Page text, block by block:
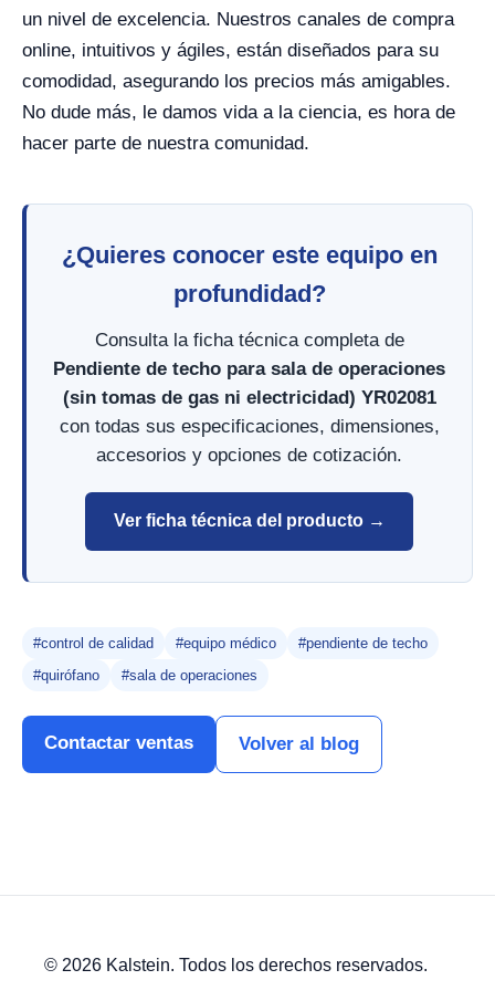
un nivel de excelencia. Nuestros canales de compra
online, intuitivos y ágiles, están diseñados para su
comodidad, asegurando los precios más amigables.
No dude más, le damos vida a la ciencia, es hora de
hacer parte de nuestra comunidad.
¿Quieres conocer este equipo en
profundidad?
Consulta la ficha técnica completa de
Pendiente de techo para sala de operaciones
(sin tomas de gas ni electricidad) YR02081
con todas sus especificaciones, dimensiones,
accesorios y opciones de cotización.
Ver ficha técnica del producto →
#control de calidad #equipo médico
#pendiente de techo
#quirófano
#sala de operaciones
Contactar ventas Volver al blog
© 2026 Kalstein. Todos los derechos reservados.